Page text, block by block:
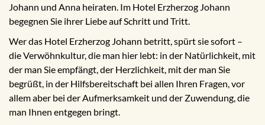
Johann und Anna heiraten. Im Hotel Erzherzog Johann
begegnen Sie ihrer Liebe auf Schritt und Tritt.
Wer das Hotel Erzherzog Johann betritt, spürt sie sofort –
die Verwöhnkultur, die man hier lebt: in der Natürlichkeit, mit
der man Sie empfängt, der Herzlichkeit, mit der man Sie
begrüßt, in der Hilfsbereitschaft bei allen Ihren Fragen, vor
allem aber bei der Aufmerksamkeit und der Zuwendung, die
man Ihnen entgegen bringt.